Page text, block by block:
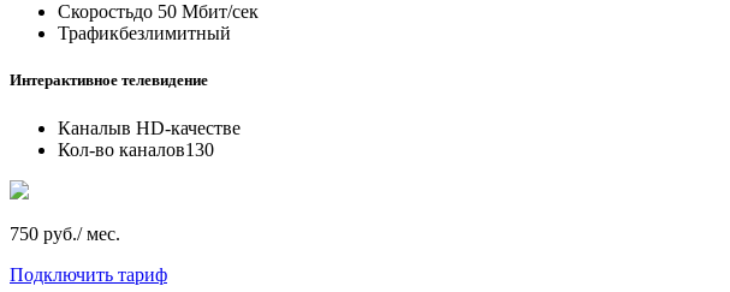
Скоростьдо 50 Мбит/сек
Трафикбезлимитный
Интерактивное телевидение
Каналыв HD-качестве
Кол-во каналов130
750 руб./ мес.
Подключить тариф